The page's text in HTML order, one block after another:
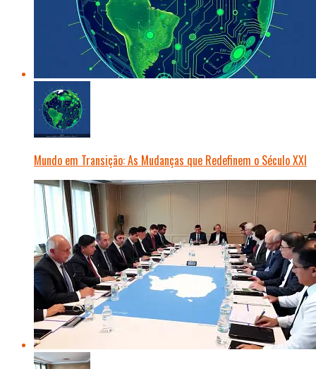
Mundo em Transição: As Mudanças que Redefinem o Século XXI